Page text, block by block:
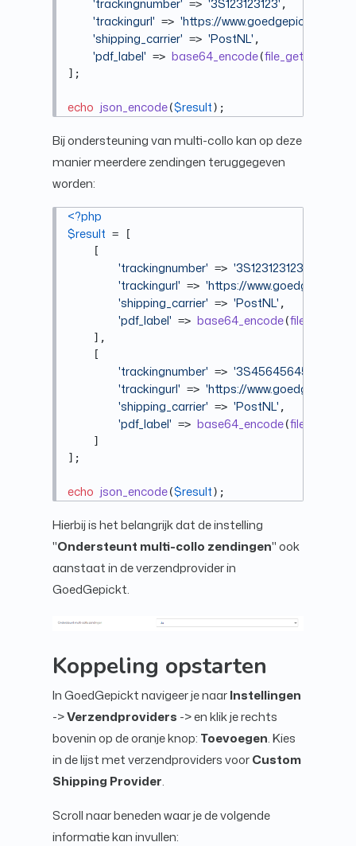
'trackingnumber' => '3S123123123' ,
'trackingurl' => 'https://www.goedgepickt.nl'
'shipping_carrier' => 'PostNL' ,
'pdf_label' => base64_encode(
];
echo json_encode($result);
Bij ondersteuning van multi-collo kan op deze
manier meerdere zendingen teruggegeven
worden:
<?php
$result = [
    [
'trackingnumber' => '3S123123123'
'trackingurl' => 'https://www.goedgepickt.nl'
'shipping_carrier' => 'PostNL' ,
'pdf_label' => base64_encode(
    ],
    [
'trackingnumber' => '3S456456456'
'trackingurl' => 'https://www.goedgepickt.nl'
'shipping_carrier' => 'PostNL' ,
'pdf_label' => base64_encode(
    ]
];
echo json_encode($result);
Hierbij is het belangrijk dat de instelling
"Ondersteunt multi-collo zendingen" ook
aanstaat in de verzendprovider in
GoedGepickt.
Koppeling opstarten
In GoedGepickt navigeer je naarInstellingen
->Verzendproviders -> en klik je rechts
bovenin op de oranje knop: Toevoegen. Kies
in de lijst met verzendproviders voorCustom
Shipping Provider.
Scroll naar beneden waar je de volgende
informatie kan invullen: